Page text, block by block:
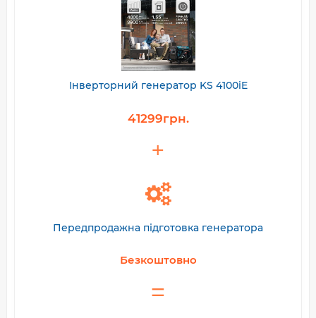
Інверторний генератор KS 4100iE
41299грн.
Передпродажна підготовка генератора
Безкоштовно